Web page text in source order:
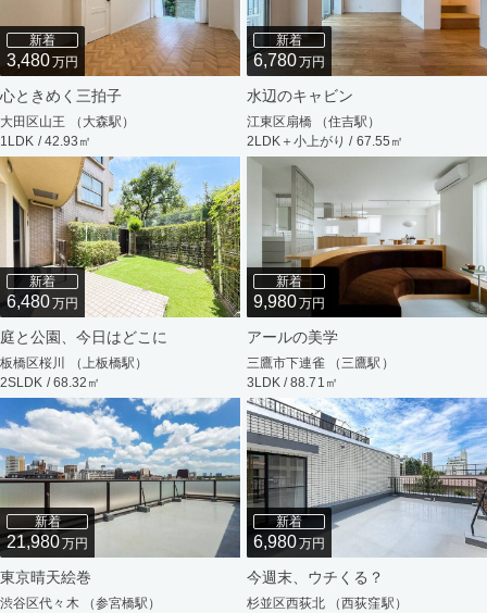
新着
3,480万円
心ときめく三拍子
大田区山王 （大森駅）
1LDK / 42.93㎡
新着
6,780万円
水辺のキャビン
江東区扇橋 （住吉駅）
2LDK＋小上がり / 67.55㎡
新着
6,480万円
庭と公園、今日はどこに
板橋区桜川 （上板橋駅）
2SLDK / 68.32㎡
新着
9,980万円
アールの美学
三鷹市下連雀 （三鷹駅）
3LDK / 88.71㎡
新着
21,980万円
東京晴天絵巻
渋谷区代々木 （参宮橋駅）
新着
6,980万円
今週末、ウチくる？
杉並区西荻北 （西荻窪駅）